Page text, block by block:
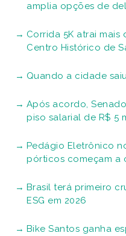
amplia opções de
Corrida 5K atrai
Centro Histórico de
Quando a cidade
Após acordo,
piso salarial de R$ 5
Pedágio Eletrônico
pórticos começam a
Brasil terá primeiro
ESG em 2026
Bike Santos ganha